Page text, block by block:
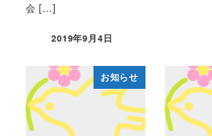
会 […]
投稿日
2019年9月4日
お知らせ